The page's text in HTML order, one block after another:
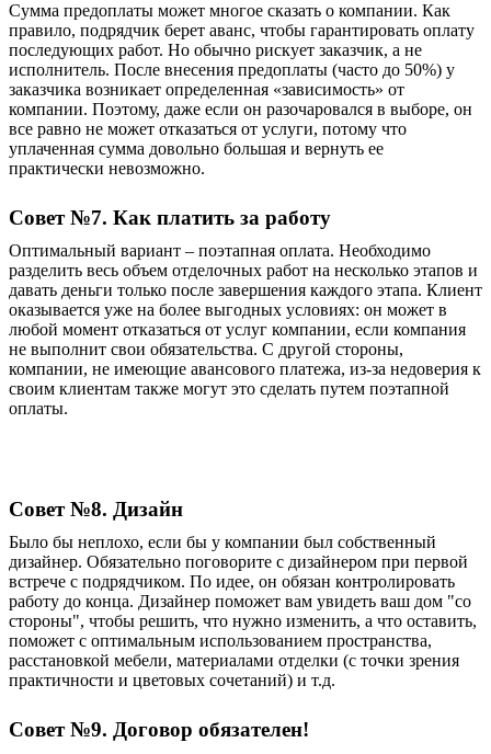
Сумма предоплаты может многое сказать о компании. Как
правило, подрядчик берет аванс, чтобы гарантировать оплату
последующих работ. Но обычно рискует заказчик, а не
исполнитель. После внесения предоплаты (часто до 50%) у
заказчика возникает определенная «зависимость» от
компании. Поэтому, даже если он разочаровался в выборе, он
все равно не может отказаться от услуги, потому что
уплаченная сумма довольно большая и вернуть ее
практически невозможно.
Совет №7. Как платить за работу
Оптимальный вариант – поэтапная оплата. Необходимо
разделить весь объем отделочных работ на несколько этапов и
давать деньги только после завершения каждого этапа. Клиент
оказывается уже на более выгодных условиях: он может в
любой момент отказаться от услуг компании, если компания
не выполнит свои обязательства. С другой стороны,
компании, не имеющие авансового платежа, из-за недоверия к
своим клиентам также могут это сделать путем поэтапной
оплаты.
Совет №8. Дизайн
Было бы неплохо, если бы у компании был собственный
дизайнер. Обязательно поговорите с дизайнером при первой
встрече с подрядчиком. По идее, он обязан контролировать
работу до конца. Дизайнер поможет вам увидеть ваш дом "со
стороны", чтобы решить, что нужно изменить, а что оставить,
поможет с оптимальным использованием пространства,
расстановкой мебели, материалами отделки (с точки зрения
практичности и цветовых сочетаний) и т.д.
Совет №9. Договор обязателен!